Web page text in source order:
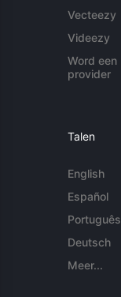
Vecteezy
Videezy
Word een
provider
Talen
English
Español
Português
Deutsch
Meer...